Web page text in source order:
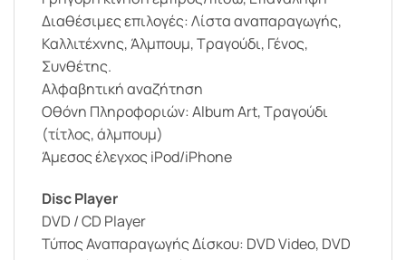
Διαθέσιμες επιλογές: Λίστα αναπαραγωγής,
Καλλιτέχνης, Άλμπουμ, Τραγούδι, Γένος,
Συνθέτης.
Αλφαβητική αναζήτηση
Οθόνη Πληροφοριών: Album Art, Τραγούδι
(τίτλος, άλμπουμ)
Άμεσος έλεγχος iPod/iPhone
Disc Player
DVD / CD Player
Τύπος Αναπαραγωγής Δίσκου: DVD Video, DVD